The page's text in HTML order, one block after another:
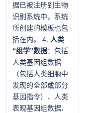
据已被注册到生物
识别系统中，系统
所创建的模板也包
括在内。 4.
人类
“组学”数据：包括
人类基因组数据
（包括人类细胞中
发现的全部或部分
基因指令）、人类
表观基因组数据、